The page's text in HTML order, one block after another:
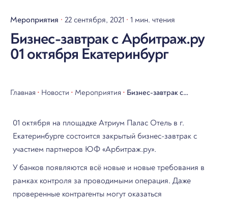
Мероприятия 22 сентября, 2021 1 мин. чтения
Бизнес-завтрак с Арбитраж.ру
01 октября Екатеринбург
Главная • Новости • Мероприятия • Бизнес-завтрак с
Екатеринбург
01 октября на площадке Атриум Палас Отель в г.
Екатеринбурге состоится закрытый бизнес-завтрак с
участием партнеров ЮФ «Арбитраж.ру».
У банков появляются всё новые и новые требования в
рамках контроля за проводимыми операция. Даже
проверенные контрагенты могут оказаться